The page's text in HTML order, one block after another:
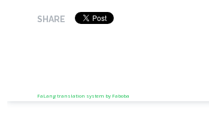
SHARE
FaLang translation system by Faboba